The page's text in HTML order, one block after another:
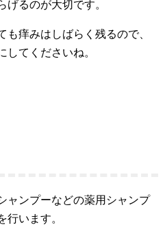
げるのが大切です。
も痒みはしばらく残るので、
してくださいね。
ャンプーなどの薬用シャンプ
行います。